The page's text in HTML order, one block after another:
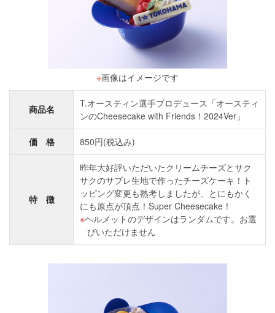
※画像はイメージです
商品名
T.オースティン選手プロデュース「オースティ
ンのCheesecake with Friends！2024Ver」
価 格 850円(税込み)
特 徴
昨年大好評いただいたクリームチーズとサク
サクのサブレ生地で作ったチーズケーキ！ト
ッピング変更も熟考しましたが、とにもかく
にも原点が頂点！Super Cheesecake！
ヘルメットのデザインはランダムです。お選
びいただけません